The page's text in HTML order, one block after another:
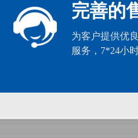
VELOFLUX 微流便
完善的
为客户提供优
服务，7*24小